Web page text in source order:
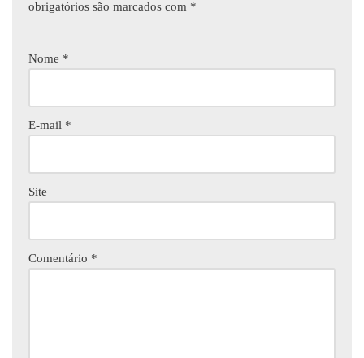
obrigatórios são marcados com *
Nome *
E-mail *
Site
Comentário *